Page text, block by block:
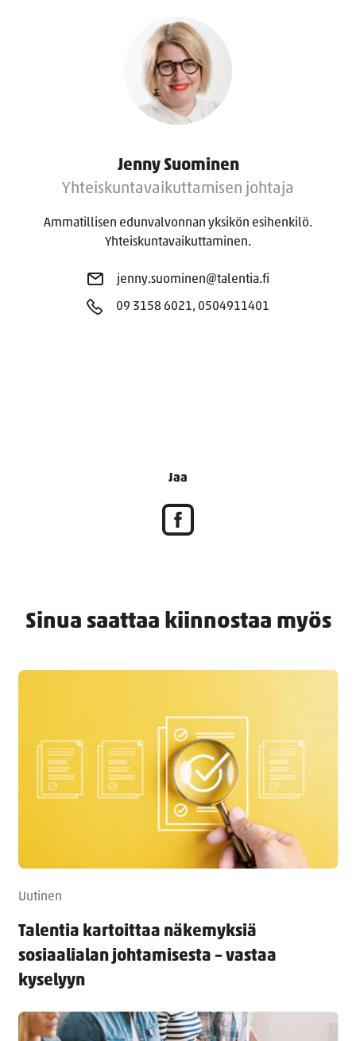
Jenny Suominen
Yhteiskuntavaikuttamisen johtaja
Ammatillisen edunvalvonnan yksikön esihenkilö.
Yhteiskuntavaikuttaminen.
jenny.suominen@talentia.fi
09 3158 6021, 0504911401
Jaa
Sinua saattaa kiinnostaa myös
Uutinen
Talentia kartoittaa näkemyksiä
sosiaalialan johtamisesta – vastaa
kyselyyn